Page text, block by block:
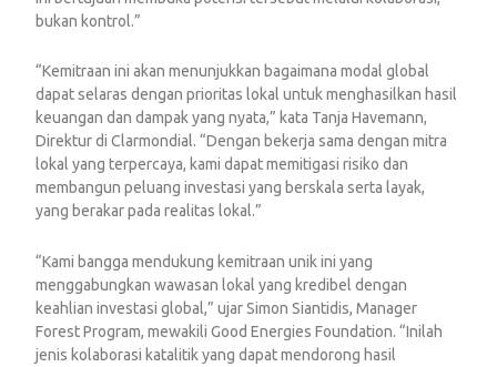
bukan kontrol.”
“Kemitraan ini akan menunjukkan bagaimana modal global
dapat selaras dengan prioritas lokal untuk menghasilkan hasil
keuangan dan dampak yang nyata,” kata Tanja Havemann,
Direktur di Clarmondial. “Dengan bekerja sama dengan mitra
lokal yang terpercaya, kami dapat memitigasi risiko dan
membangun peluang investasi yang berskala serta layak,
yang berakar pada realitas lokal.”
“Kami bangga mendukung kemitraan unik ini yang
menggabungkan wawasan lokal yang kredibel dengan
keahlian investasi global,” ujar Simon Siantidis, Manager
Forest Program, mewakili Good Energies Foundation. “Inilah
jenis kolaborasi katalitik yang dapat mendorong hasil